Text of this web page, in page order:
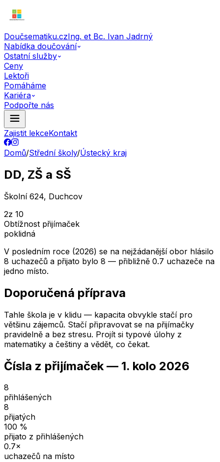
Doučsematiku.czIng. et Bc. Ivan Jadrný
Nabídka doučování
Ostatní služby
Ceny
Lektoři
Pomáháme
Kariéra
Podpořte nás
Zajistit lekceKontakt
Domů/Střední školy/Ústecký kraj
DD, ZŠ a SŠ
Školní 624, Duchcov
2z 10
Obtížnost přijímaček
poklidná
V posledním roce (2026) se na nejžádanější obor hlásilo
8 uchazečů a přijato bylo 8 — přibližně 0.7 uchazeče na
jedno místo.
Doporučená příprava
Tahle škola je v klidu — kapacita obvykle stačí pro
většinu zájemců. Stačí připravovat se na přijímačky
pravidelně a bez stresu. Projít si typové úlohy z
matematiky a češtiny a vědět, co čekat.
Čísla z přijímaček — 1. kolo 2026
8
přihlášených
8
přijatých
100 %
přijato z přihlášených
0.7×
uchazečů na místo